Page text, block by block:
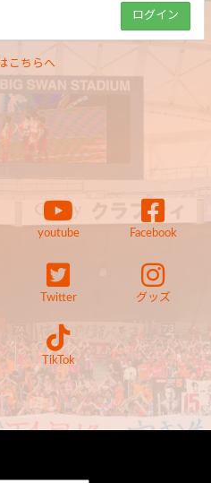
こちらへ
youtube Facebook
Twitter グッズ
TikTok